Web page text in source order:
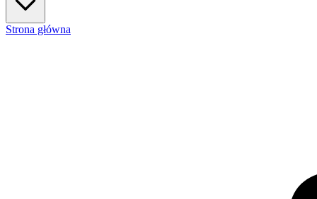
Strona główna